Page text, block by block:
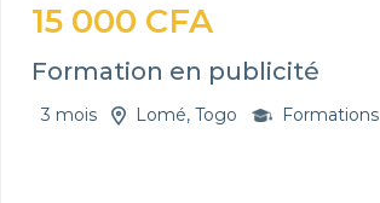
15 000 CFA
Formation en publicité
3 mois Lomé, Togo Formations